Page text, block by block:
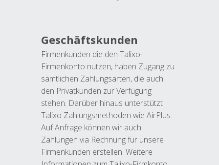
Geschäftskunden
Firmenkunden die den Talixo-
Firmenkonto nutzen, haben Zugang zu
sämtlichen Zahlungsarten, die auch
den Privatkunden zur Verfügung
stehen. Darüber hinaus unterstützt
Talixo Zahlungsmethoden wie AirPlus.
Auf Anfrage können wir auch
Zahlungen via Rechnung für unsere
Firmenkunden erstellen. Weitere